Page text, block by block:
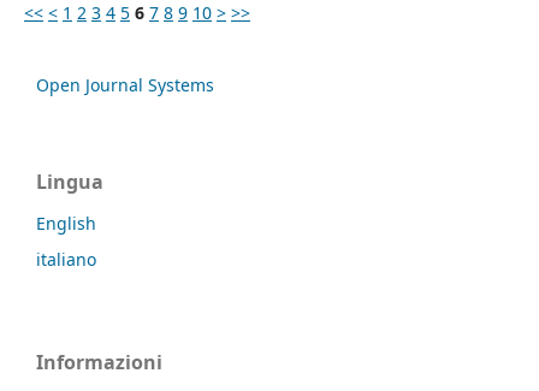
<< < 1 2 3 4 5 6 7 8 9 10 > >>
Open Journal Systems
Lingua
English
italiano
Informazioni